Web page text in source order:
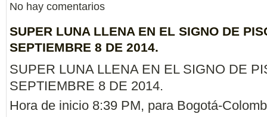
No hay comentarios
SUPER LUNA LLENA EN EL SIGNO DE
SEPTIEMBRE 8 DE 2014.
SUPER LUNA LLENA EN EL SIGNO DE
SEPTIEMBRE 8 DE 2014.
Hora de inicio 8:39 PM, para Bogotá-